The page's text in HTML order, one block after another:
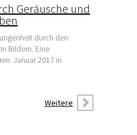
Geräusche und
durch den
Bildern. Eine
Januar 2017 in
Weitere